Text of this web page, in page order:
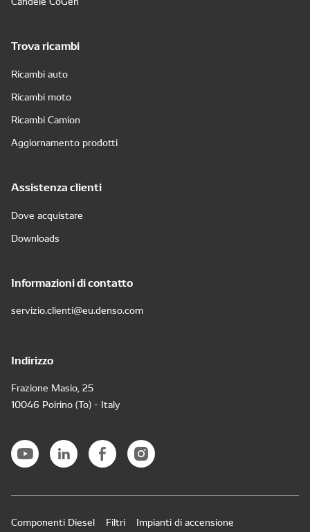
Trova ricambi
Ricambi auto
Ricambi moto
Ricambi Camion
Aggiornamento prodotti
Assistenza clienti
Dove acquistare
Downloads
Informazioni di contatto
servizio.clienti@eu.denso.com
Indirizzo
Frazione Masio, 25
10046 Poirino (To) - Italy
Componenti Diesel Filtri Impianti di accensione